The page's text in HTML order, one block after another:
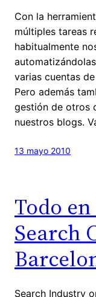
Con la
múltiples tareas
habitualmente
varias cuentas
Pero además
gestión de otros
nuestros blogs.
13 mayo 2010
Todo
Search
Search Industry